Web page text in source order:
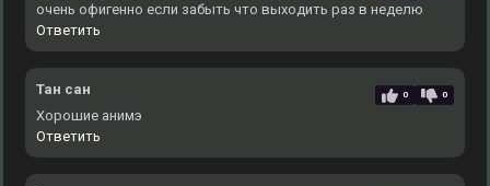
очень офигенно если забыть что выходить раз в неделю
Ответить
Тан сан 0 0
Хорошие анимэ
Ответить